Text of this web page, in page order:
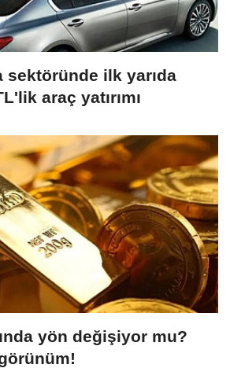
sektöründe ilk yarıda
araç yatırımı
yön değişiyor mu?